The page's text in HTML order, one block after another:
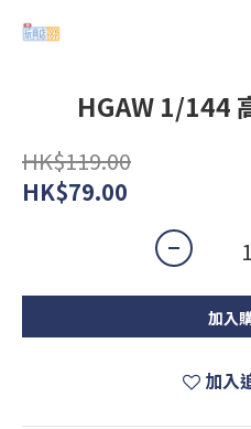
HGAW 1/144
HK$119.00
HK$79.00
加入
加入